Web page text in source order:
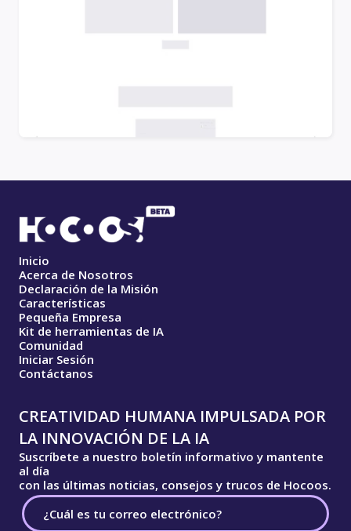
Inicio
Acerca de Nosotros
Declaración de la Misión
Características
Pequeña Empresa
Kit de herramientas de IA
Comunidad
Iniciar Sesión
Contáctanos
CREATIVIDAD HUMANA IMPULSADA POR
LA INNOVACIÓN DE LA IA
Suscríbete a nuestro boletín informativo y mantente
al día
con las últimas noticias, consejos y trucos de Hocoos.